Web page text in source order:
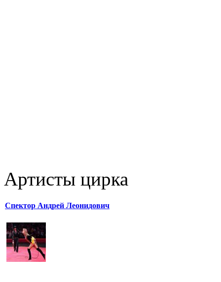
Артисты цирка
Спектор Андрей Леонидович